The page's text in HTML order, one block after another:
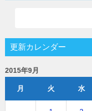
更新カレンダー
2015年9月
月 火 水